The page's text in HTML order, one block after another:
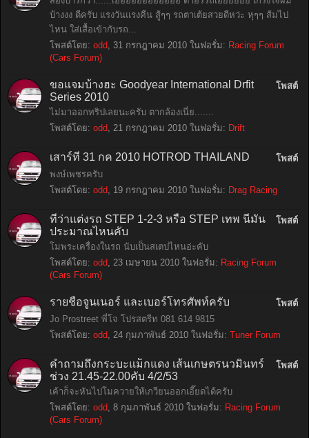
บ้างงง ดีครับ แรงวันแรงคืน สู้ๆๆ รถตาเต้ยสวยดีหว่ะ หุๆๆ ส้มไป
ไหน ใส่เสื้อเข้ากับรถ...
โพสต์โดย: odd, 31 กรกฎาคม 2010 ในฟอรั่ม: Racing Forum
(Cars Forum)
โพสต์
ขอแจมบ้างฮะ Goodyear International Drfit
Series 2010
ไม่มาออกทริปเลยนะครับ ตากล้องเนี่ย.......
โพสต์โดย: odd, 21 กรกฎาคม 2010 ในฟอรั่ม: Drift
โพสต์
เสาร์ที่ 31 กค 2010 HOTROD THAILAND
พงษ์เพชรครับ
โพสต์โดย: odd, 19 กรกฎาคม 2010 ในฟอรั่ม: Drag Racing
โพสต์
ที่ว่าแต่งรถ STEP 1-2-3 หรือ STEP เทพ นี่มัน
ประมาณไหนคับ
โมพระเครื่องในรถ นับเป็นสเตปไหนอ่ะคับ
โพสต์โดย: odd, 23 เมษายน 2010 ในฟอรั่ม: Racing Forum
(Cars Forum)
โพสต์
รายชื่อจูนเนอร์ และเบอร์โทรศัพท์ครับ
Jo Prostreet พี่โจ โปรสตรีท 081 614 9815
โพสต์โดย: odd, 24 กุมภาพันธ์ 2010 ในฟอรั่ม: Tuner Forum
โพสต์
คำถามถึงกระบะแม็กแดง เส้นเกษตรนวมินทร์
ช่วง 21.45-22.00คับ 4/2/53
เค้าก็จะหันไปโมควายให้เกวียนออกเอี๊ยดได้ครับ
โพสต์โดย: odd, 8 กุมภาพันธ์ 2010 ในฟอรั่ม: Racing Forum
(Cars Forum)